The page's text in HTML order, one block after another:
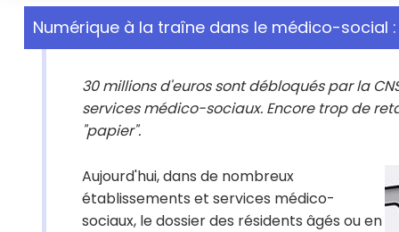
Numérique à la traîne dans le médico-social
30 millions d'euros sont débloqués par la
services médico-sociaux. Encore trop de
"papier".
Aujourd'hui, dans de nombreux
établissements et services médico-
sociaux, le dossier des résidents âgés ou en